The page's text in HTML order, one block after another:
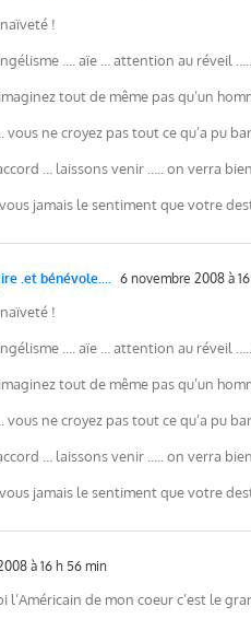
!
…. aïe … attention au réveil
tout de même pas qu’un
vous ne croyez pas tout ce qu’a pu
… laissons venir ….. on verra
vous jamais le sentiment que votre
.et bénévole.... 6 novembre 2008 à
!
…. aïe … attention au réveil
tout de même pas qu’un
vous ne croyez pas tout ce qu’a pu
… laissons venir ….. on verra
vous jamais le sentiment que votre
à 16 h 56 min
l’Américain de mon coeur c’est le